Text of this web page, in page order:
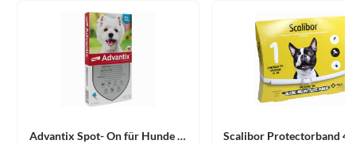
Advantix Spot- On für Hunde 4- 10kg 4 Stück